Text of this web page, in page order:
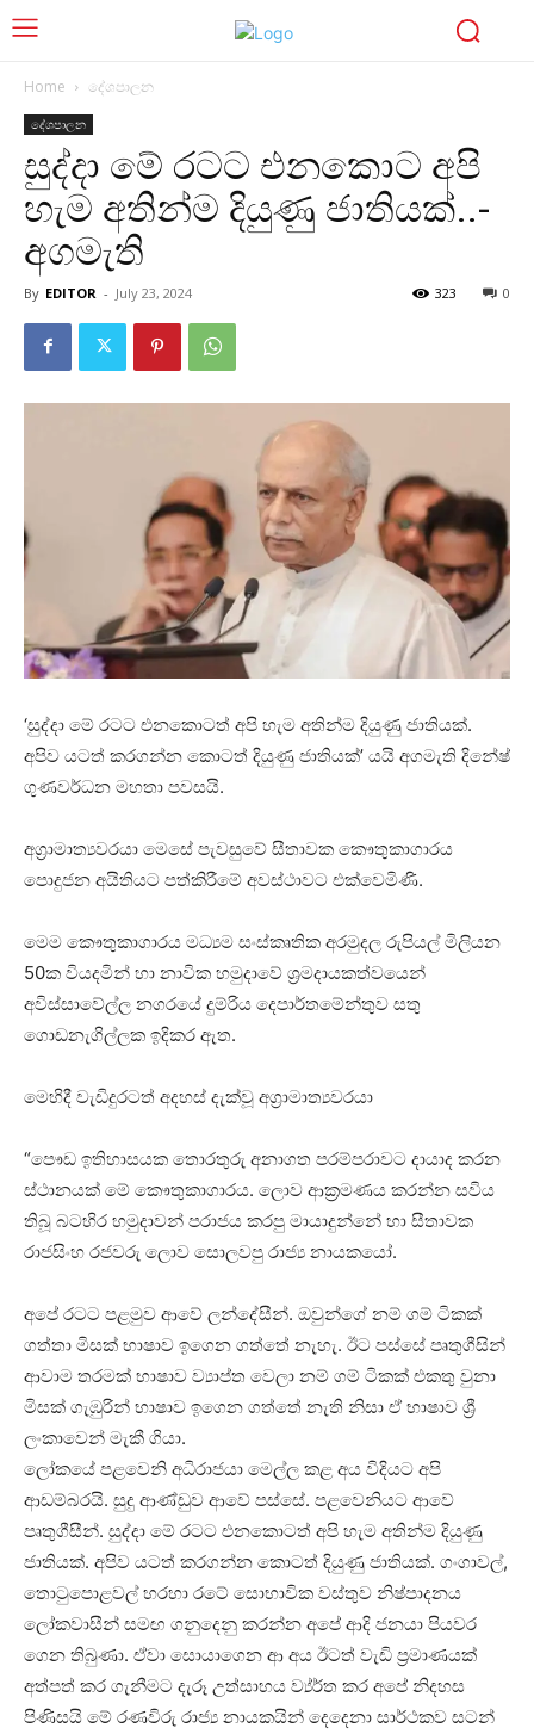
Home දේශපාලන
දේශපාලන
සුද්දා මේ රටට එනකොට අපි
හැම අතින්ම දියුණු ජාතියක්..-
අගමැති
By EDITOR - July 23, 2024 0
323
‘සුද්දා මේ රටට එනකොටත් අපි හැම අතින්ම දියුණු ජාතියක්.
අපිව යටත් කරගන්න කොටත් දියුණු ජාතියක්’ යයි අගමැති දිනේෂ්
ගුණවර්ධන මහතා පවසයි.
අග්‍රාමාත්‍යවරයා මෙසේ පැවසුවේ සීතාවක කෞතුකාගාරය
පොදුජන අයිතියට පත්කිරීමේ අවස්ථාවට එක්වෙමිණි.
මෙම කෞතුකාගාරය මධ්‍යම සංස්කෘතික අරමුදල රුපියල් මිලියන
50ක වියදමින් හා නාවික හමුදාවේ ශ්‍රමදායකත්වයෙන්
අවිස්සාවේල්ල නගරයේ දුම්රිය දෙපාර්තමේන්තුව සතු
ගොඩනැගිල්ලක ඉදිකර ඇත.
මෙහිදී වැඩිදුරටත් අදහස් දැක්වූ අග්‍රාමාත්‍යවරයා
“පෞඩ ඉතිහාසයක තොරතුරු අනාගත පරම්පරාවට දායාද කරන
ස්ථානයක් මේ කෞතුකාගාරය. ලොව ආක්‍රමණය කරන්න සවිය
තිබූ බටහිර හමුදාවන් පරාජය කරපු මායාදුන්නේ හා සීතාවක
රාජසිංහ රජවරු ලොව සොලවපු රාජ්‍ය නායකයෝ.
අපේ රටට පළමුව ආවේ ලන්දේසීන්. ඔවුන්ගේ නම් ගම් ටිකක්
ගත්තා මිසක් භාෂාව ඉගෙන ගත්තේ නැහැ. ඊට පස්සේ පෘතුගීසින්
ආවාම තරමක් භාෂාව ව්‍යාප්ත වෙලා නම් ගම් ටිකක් එකතු වුනා
මිසක් ගැඹුරින් භාෂාව ඉගෙන ගත්තේ නැති නිසා ඒ භාෂාව ශ්‍රී
ලංකාවෙන් මැකී ගියා.
ලෝකයේ පළවෙනි අධිරාජයා මෙල්ල කළ අය විදියට අපි
ආඩම්බරයි. සුදු ආණ්ඩුව ආවේ පස්සේ. පළවෙනියට ආවේ
පෘතුගීසීන්. සුද්දා මේ රටට එනකොටත් අපි හැම අතින්ම දියුණු
ජාතියක්. අපිව යටත් කරගන්න කොටත් දියුණු ජාතියක්. ගංගාවල්,
තොටුපොළවල් හරහා රටේ සොභාවික වස්තුව නිෂ්පාදනය
ලෝකවාසීන් සමඟ ගනුදෙනු කරන්න අපේ ආදි ජනයා පියවර
ගෙන තිබුණා. ඒවා සොයාගෙන ආ අය ඊටත් වැඩි ප්‍රමාණයක්
අත්පත් කර ගැනීමට දැරූ උත්සාහය ව්‍ය්ර්ත කර අපේ නිදහස
පිණිසයි මේ රණවිරු රාජ්‍ය නායකයින් දෙදෙනා සාර්ථකව සටන්